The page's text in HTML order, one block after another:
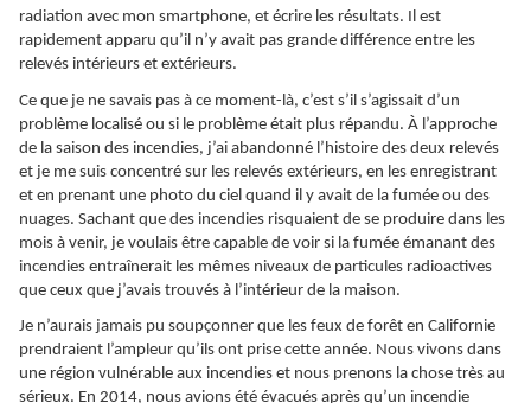
radiation avec mon smartphone, et écrire les résultats. Il est
rapidement apparu qu’il n’y avait pas grande différence entre les
relevés intérieurs et extérieurs.
Ce que je ne savais pas à ce moment-là, c’est s’il s’agissait d’un
problème localisé ou si le problème était plus répandu. À l’approche
de la saison des incendies, j’ai abandonné l’histoire des deux relevés
et je me suis concentré sur les relevés extérieurs, en les enregistrant
et en prenant une photo du ciel quand il y avait de la fumée ou des
nuages. Sachant que des incendies risquaient de se produire dans les
mois à venir, je voulais être capable de voir si la fumée émanant des
incendies entraînerait les mêmes niveaux de particules radioactives
que ceux que j’avais trouvés à l’intérieur de la maison.
Je n’aurais jamais pu soupçonner que les feux de forêt en Californie
prendraient l’ampleur qu’ils ont prise cette année. Nous vivons dans
une région vulnérable aux incendies et nous prenons la chose très au
sérieux. En 2014, nous avions été évacués après qu’un incendie